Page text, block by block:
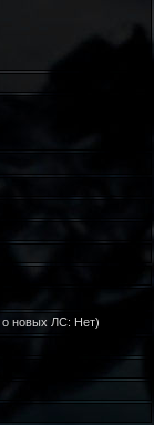
новых ЛС: Нет)